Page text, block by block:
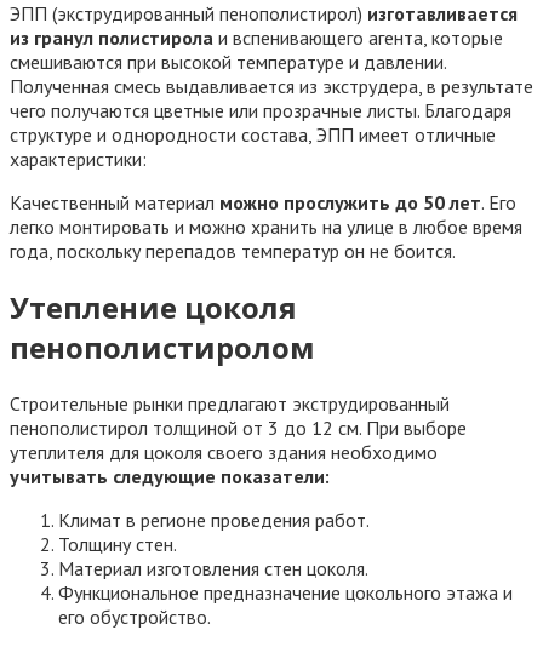
ЭПП (экструдированный пенополистирол) изготавливается
из гранул полистирола и вспенивающего агента, которые
смешиваются при высокой температуре и давлении.
Полученная смесь выдавливается из экструдера, в результате
чего получаются цветные или прозрачные листы. Благодаря
структуре и однородности состава, ЭПП имеет отличные
характеристики:
Качественный материал можно прослужить до 50 лет. Его
легко монтировать и можно хранить на улице в любое время
года, поскольку перепадов температур он не боится.
Утепление цоколя
пенополистиролом
Строительные рынки предлагают экструдированный
пенополистирол толщиной от 3 до 12 см. При выборе
утеплителя для цоколя своего здания необходимо
учитывать следующие показатели:
Климат в регионе проведения работ.
Толщину стен.
Материал изготовления стен цоколя.
Функциональное предназначение цокольного этажа и
его обустройство.